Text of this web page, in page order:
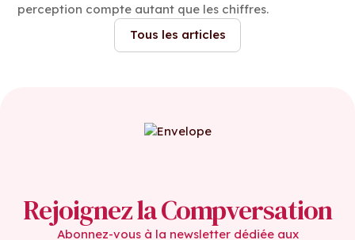
perception compte autant que les chiffres.
Tous les articles
Rejoignez la Compversation
Abonnez-vous à la newsletter dédiée aux